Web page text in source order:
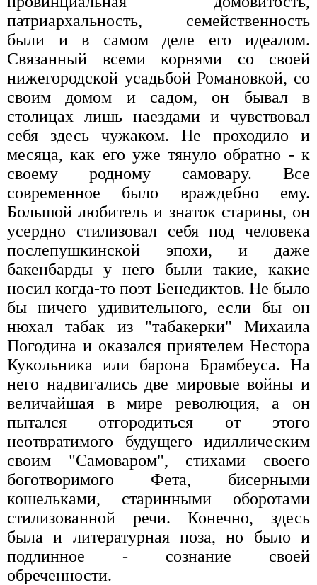
патриархальность, семейственность
были и в самом деле его идеалом.
Связанный всеми корнями со своей
нижегородской усадьбой Романовкой, со
своим домом и садом, он бывал в
столицах лишь наездами и чувствовал
себя здесь чужаком. Не проходило и
месяца, как его уже тянуло обратно - к
своему родному самовару. Все
современное было враждебно ему.
Большой любитель и знаток старины, он
усердно стилизовал себя под человека
послепушкинской эпохи, и даже
бакенбарды у него были такие, какие
носил когда-то поэт Бенедиктов. Не было
бы ничего удивительного, если бы он
нюхал табак из "табакерки" Михаила
Погодина и оказался приятелем Нестора
Кукольника или барона Брамбеуса. На
него надвигались две мировые войны и
величайшая в мире революция, а он
пытался отгородиться от этого
неотвратимого будущего идиллическим
своим "Самоваром", стихами своего
боготворимого Фета, бисерными
кошельками, старинными оборотами
стилизованной речи. Конечно, здесь
была и литературная поза, но было и
подлинное - сознание своей
обреченности.